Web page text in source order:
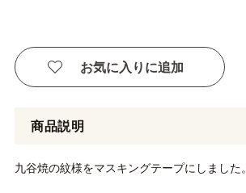
お気に入りに追加
商品説明
九谷焼の紋様をマスキングテープにしました。